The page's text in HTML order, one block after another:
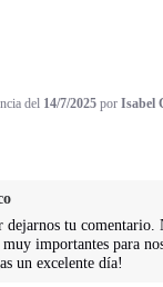
del 14/7/2025 por Isabel
dejarnos tu
importantes para
un excelente día!